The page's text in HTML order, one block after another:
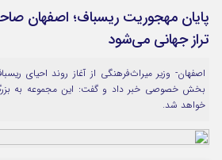
پایان مهجوریت ریسباف؛ اصفهان
تراز جهانی می‌شود
اصفهان- وزیر میراث‌فرهنگی از آغاز روند احیای
بخش خصوصی خبر داد و گفت: این مجموعه به
خواهد شد.